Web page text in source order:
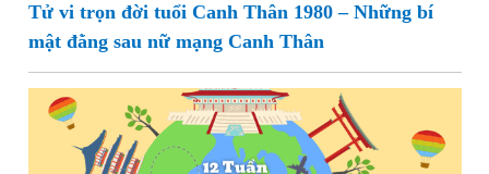
Tử vi trọn đời tuổi Canh Thân 1980 – Những bí
mật đằng sau nữ mạng Canh Thân